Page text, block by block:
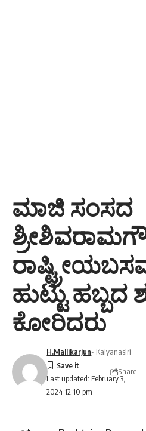
ಮಾಜಿ ಸಂಸದ
ಹುಟ್ಟು
ಕೋರಿದರು
Last updated: February 3,
2024 12:10 pm
H.Mallikarjun- Kalyanasiri
Share